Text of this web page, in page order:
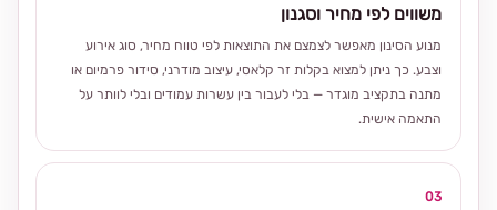
משווים לפי מחיר וסגנון
מנוע הסינון מאפשר לצמצם את התוצאות לפי טווח מחיר, סוג אירוע
וצבע. כך ניתן למצוא בקלות זר קלאסי, עיצוב מודרני, סידור פרמיום או
מתנה בתקציב מוגדר — בלי לעבור בין עשרות עמודים ובלי לוותר על
התאמה אישית.
03